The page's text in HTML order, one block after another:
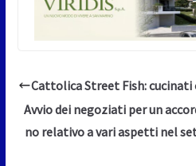
Cattolica Street Fish: cucinati
Avvio dei negoziati per un
no relativo a vari aspetti nel